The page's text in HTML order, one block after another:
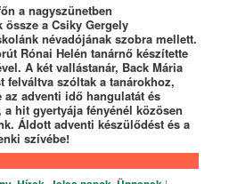
a nagyszünetben
a Csiky Gergely
névadójának szobra mellett.
Rónai Helén tanárnő készítette
A két vallástanár, Back Mária
felváltva szóltak a tanárokhoz,
adventi idő hangulatát és
hit gyertyája fényénél közösen
Áldott adventi készülődést és a
szívébe!